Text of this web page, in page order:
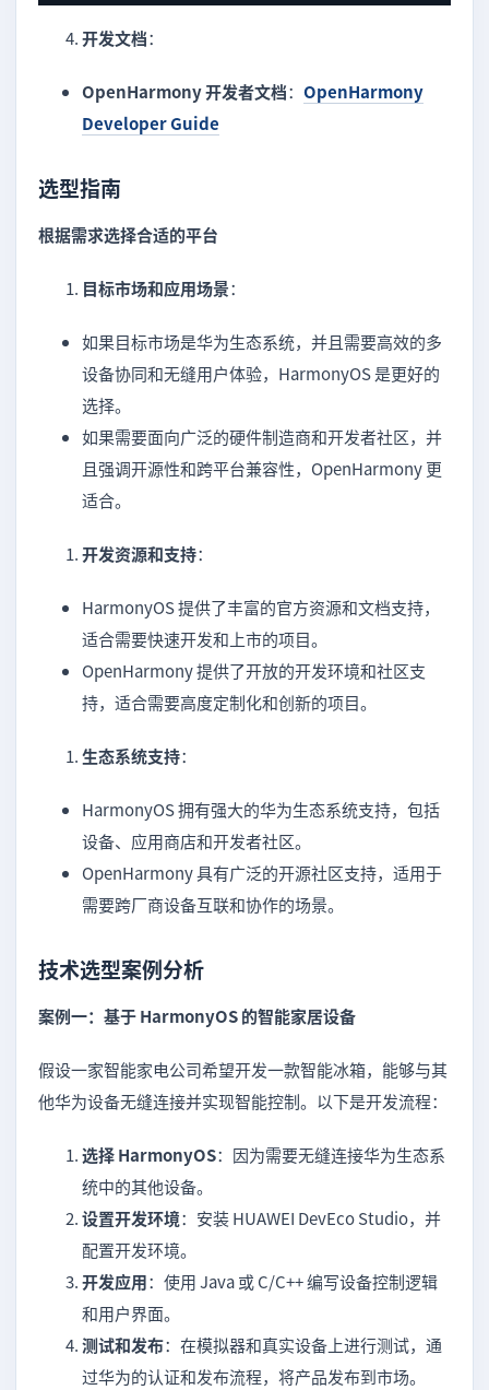
开发文档：
OpenHarmony 开发者文档： OpenHarmony
Developer Guide
选型指南
根据需求选择合适的平台
目标市场和应用场景：
如果目标市场是华为生态系统，并且需要高效的多
设备协同和无缝用户体验，HarmonyOS 是更好的
选择。
如果需要面向广泛的硬件制造商和开发者社区，并
且强调开源性和跨平台兼容性，OpenHarmony 更
适合。
开发资源和支持：
HarmonyOS 提供了丰富的官方资源和文档支持，
适合需要快速开发和上市的项目。
OpenHarmony 提供了开放的开发环境和社区支
持，适合需要高度定制化和创新的项目。
生态系统支持：
HarmonyOS 拥有强大的华为生态系统支持，包括
设备、应用商店和开发者社区。
OpenHarmony 具有广泛的开源社区支持，适用于
需要跨厂商设备互联和协作的场景。
技术选型案例分析
案例一：基于 HarmonyOS 的智能家居设备
假设一家智能家电公司希望开发一款智能冰箱，能够与其
他华为设备无缝连接并实现智能控制。以下是开发流程：
选择 HarmonyOS：因为需要无缝连接华为生态系
统中的其他设备。
设置开发环境：安装 HUAWEI DevEco Studio，并
配置开发环境。
开发应用：使用 Java 或 C/C++ 编写设备控制逻辑
和用户界面。
测试和发布：在模拟器和真实设备上进行测试，通
过华为的认证和发布流程，将产品发布到市场。